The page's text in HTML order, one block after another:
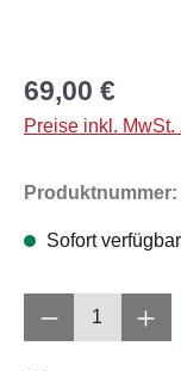
69,00 €
Preise inkl.
Produktnummer:
Sofort
Produkt